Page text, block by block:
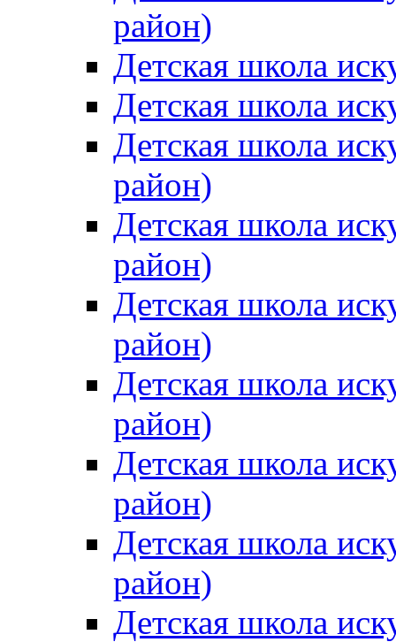
район)
Детская школа
Детская школа
Детская школа
район)
Детская школа
район)
Детская школа
район)
Детская школа
район)
Детская школа
район)
Детская школа
район)
Детская школа